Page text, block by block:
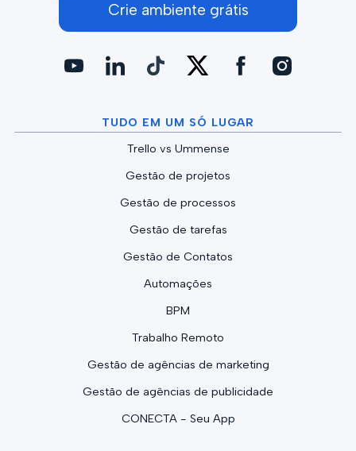
Crie ambiente grátis
TUDO EM UM SÓ LUGAR
Trello vs Ummense
Gestão de projetos
Gestão de processos
Gestão de tarefas
Gestão de Contatos
Automações
BPM
Trabalho Remoto
Gestão de agências de marketing
Gestão de agências de publicidade
CONECTA - Seu App